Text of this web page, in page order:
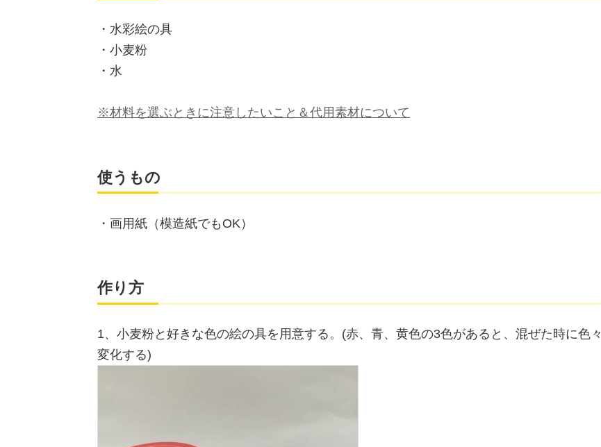
・水彩絵の具
・小麦粉
・水
※材料を選ぶときに注意したいこと＆代用素材について
使うもの
・画用紙（模造紙でもOK）
作り方
1、小麦粉と好きな色の絵の具を用意する。(赤、青、黄色の3色があると、混ぜた時に色々
変化する)